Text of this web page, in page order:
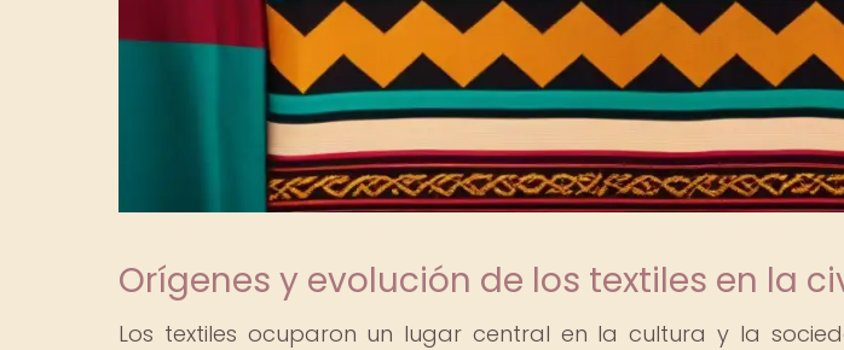
Orígenes y evolución de los textiles en la
Los textiles ocuparon un lugar central en la cultura y la